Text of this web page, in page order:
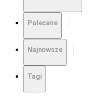
Polecane
Najnowsze
Tagi